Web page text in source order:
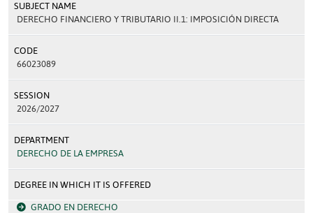
SUBJECT NAME
DERECHO FINANCIERO Y TRIBUTARIO II.1: IMPOSICIÓN DIRECTA
CODE
66023089
SESSION
2026/2027
DEPARTMENT
DERECHO DE LA EMPRESA
DEGREE IN WHICH IT IS OFFERED
GRADO EN DERECHO